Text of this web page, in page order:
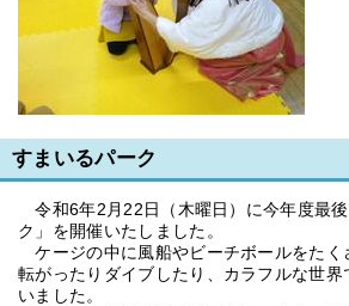
すまいるパーク
令和6年2月22日（木曜日）に今年度最
ク」を開催いたしました。
ケージの中に風船やビーチボールをたく
転がったりダイブしたり、カラフルな世
いました。